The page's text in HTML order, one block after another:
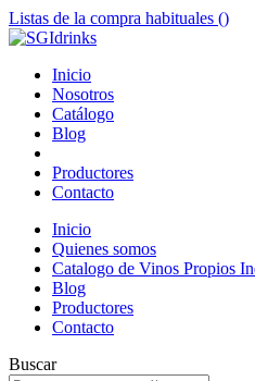
Listas de la compra habituales ()
Inicio
Nosotros
Catálogo
Blog
Productores
Contacto
Inicio
Quienes somos
Catalogo de Vinos Propios
Blog
Productores
Contacto
Buscar